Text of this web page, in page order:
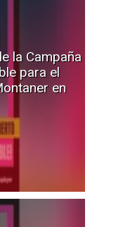
la Campaña
para el
en